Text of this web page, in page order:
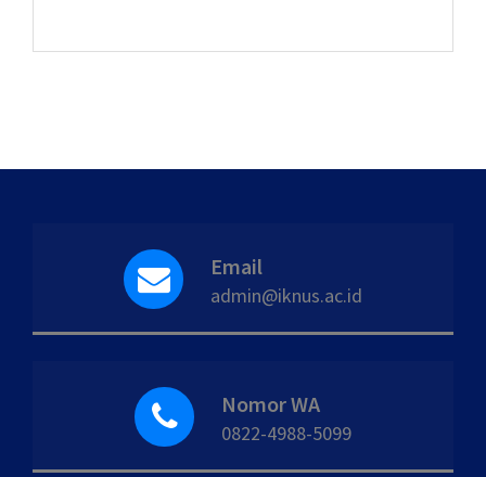
Email
admin@iknus.ac.id
Nomor WA
0822-4988-5099